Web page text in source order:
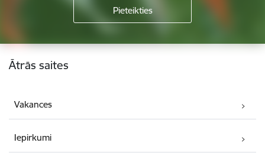
Kājene
Ātrās saites
Vakances
Iepirkumi